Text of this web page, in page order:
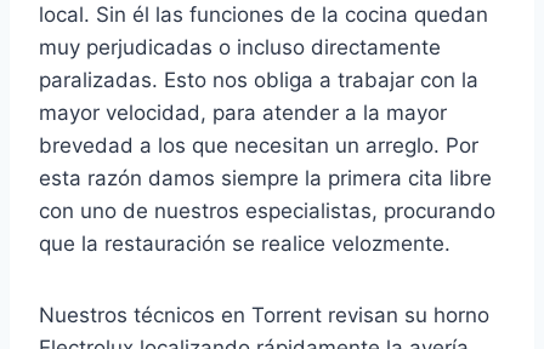
local. Sin él las funciones de la cocina quedan
muy perjudicadas o incluso directamente
paralizadas. Esto nos obliga a trabajar con la
mayor velocidad, para atender a la mayor
brevedad a los que necesitan un arreglo. Por
esta razón damos siempre la primera cita libre
con uno de nuestros especialistas, procurando
que la restauración se realice velozmente.
Nuestros técnicos en Torrent revisan su horno